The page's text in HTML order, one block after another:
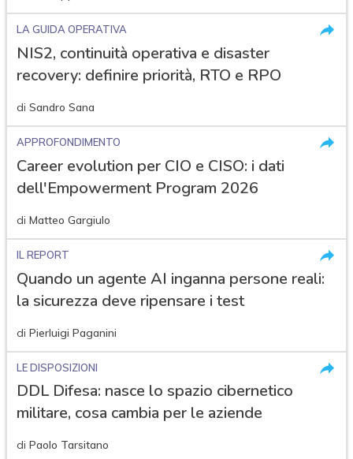
LA GUIDA OPERATIVA
NIS2, continuità operativa e disaster
recovery: definire priorità, RTO e RPO
di Sandro Sana
APPROFONDIMENTO
Career evolution per CIO e CISO: i dati
dell'Empowerment Program 2026
di Matteo Gargiulo
IL REPORT
Quando un agente AI inganna persone reali:
la sicurezza deve ripensare i test
di Pierluigi Paganini
LE DISPOSIZIONI
DDL Difesa: nasce lo spazio cibernetico
militare, cosa cambia per le aziende
di Paolo Tarsitano